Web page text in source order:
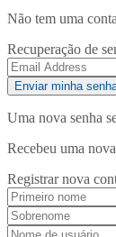
Não tem uma
Recuperação de
Uma nova senha
Recebeu uma
Registrar nova